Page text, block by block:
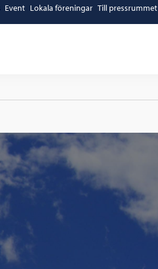
Event Lokala föreningar Till pressrummet